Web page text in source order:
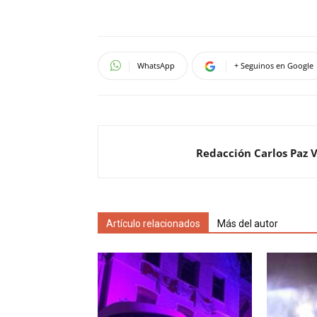
WhatsApp + Seguinos en Google
Redacción Carlos Paz
Artículo relacionados Más del autor